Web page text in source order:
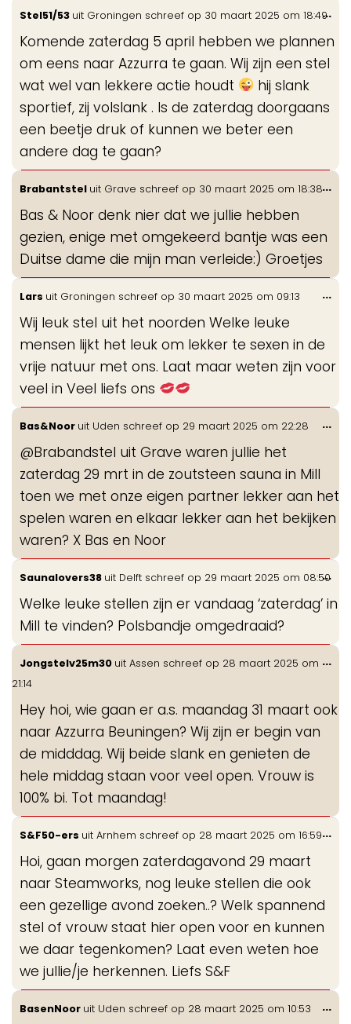
Stel51/53 uit Groningen schreef op 30 maart 2025 om 18:49
Komende zaterdag 5 april hebben we plannen
om eens naar Azzurra te gaan. Wij zijn een stel
wat wel van lekkere actie houdt
hij slank
sportief, zij volslank . Is de zaterdag doorgaans
een beetje druk of kunnen we beter een
andere dag te gaan?
...
Brabantstel uit Grave schreef op 30 maart 2025 om 18:38
Bas & Noor denk nier dat we jullie hebben
gezien, enige met omgekeerd bantje was een
Duitse dame die mijn man verleide:) Groetjes
...
Lars uit Groningen schreef op 30 maart 2025 om 09:13
Wij leuk stel uit het noorden Welke leuke
mensen lijkt het leuk om lekker te sexen in de
vrije natuur met ons. Laat maar weten zijn voor
veel in Veel liefs ons
...
Bas&Noor uit Uden schreef op 29 maart 2025 om 22:28
@Brabandstel uit Grave waren jullie het
zaterdag 29 mrt in de zoutsteen sauna in Mill
toen we met onze eigen partner lekker aan het
spelen waren en elkaar lekker aan het bekijken
waren? X Bas en Noor
...
Saunalovers38 uit Delft schreef op 29 maart 2025 om 08:50
Welke leuke stellen zijn er vandaag ‘zaterdag’ in
Mill te vinden? Polsbandje omgedraaid?
...
Jongstelv25m30 uit Assen schreef op 28 maart 2025 om
21:14
Hey hoi, wie gaan er a.s. maandag 31 maart ook
naar Azzurra Beuningen? Wij zijn er begin van
de midddag. Wij beide slank en genieten de
hele middag staan voor veel open. Vrouw is
100% bi. Tot maandag!
...
S&F50-ers uit Arnhem schreef op 28 maart 2025 om 16:59
Hoi, gaan morgen zaterdagavond 29 maart
naar Steamworks, nog leuke stellen die ook
een gezellige avond zoeken..? Welk spannend
stel of vrouw staat hier open voor en kunnen
we daar tegenkomen? Laat even weten hoe
we jullie/je herkennen. Liefs S&F
...
BasenNoor uit Uden schreef op 28 maart 2025 om 10:53 ...